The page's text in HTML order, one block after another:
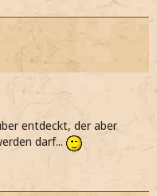
entdeckt, der aber
darf...